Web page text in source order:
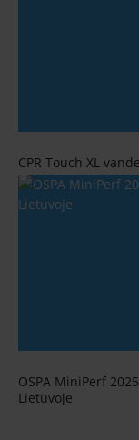
CPR Touch XL
OSPA MiniPerf
Lietuvoje